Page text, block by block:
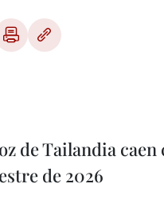
de Tailandia caen
de 2026